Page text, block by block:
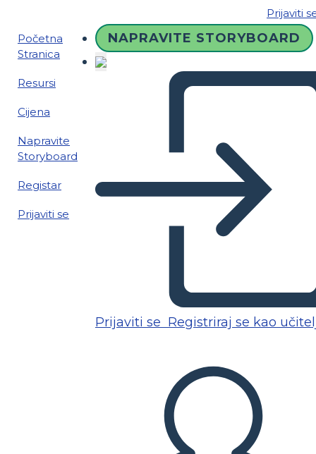
Prijaviti
Početna
Stranica
Resursi
Cijena
Napravite
Storyboard
Registar
Prijaviti se
NAPRAVITE STORYBOARD
Prijaviti se Registriraj se kao